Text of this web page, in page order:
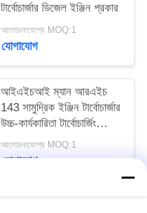
টার্বোচার্জার ডিজেল ইঞ্জিন প্রকার
আলোচনাযোগ্য MOQ:1
যোগাযোগ
আইএইচআই ম্যান আরএইচ
143 সামুদ্রিক ইঞ্জিন টার্বোচার্জার
উচ্চ-কার্যকারিতা টার্বোচার্জিং
আলোচনাযোগ্য MOQ:1
যোগাযোগ